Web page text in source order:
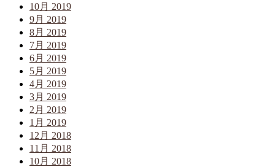
10月 2019
9月 2019
8月 2019
7月 2019
6月 2019
5月 2019
4月 2019
3月 2019
2月 2019
1月 2019
12月 2018
11月 2018
10月 2018